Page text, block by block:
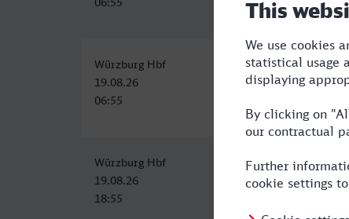
Würzburg Hbf
19.08.26
06:55
Aschaffenburg Hbf
19.08.26
Würzburg Hbf
19.08.26
18:55
Aschaffenburg Hbf
19.08.26